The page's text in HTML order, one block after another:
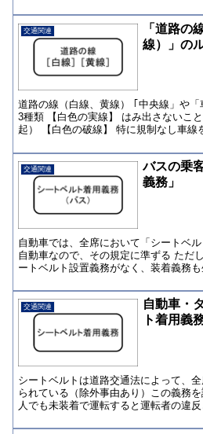
交通関連
「道路の
線）」の
道路の線（白線、黄線） ｢中央線」や
3種類 【白色の実線】 はみ出さないこ
起） 【白色の破線】 特に規制なし車線
交通関連
バスの乗
義務」
自動車では、全席において「シートベ
自動車なので、その規定に準ずる ただ
ートベルト設置義務がなく、装着義務
交通関連
自動車・
ト着用義
シートベルトは道路交通法によって、
られている（除外事由あり）この義務
人でも未装着で運転すると運転者の違